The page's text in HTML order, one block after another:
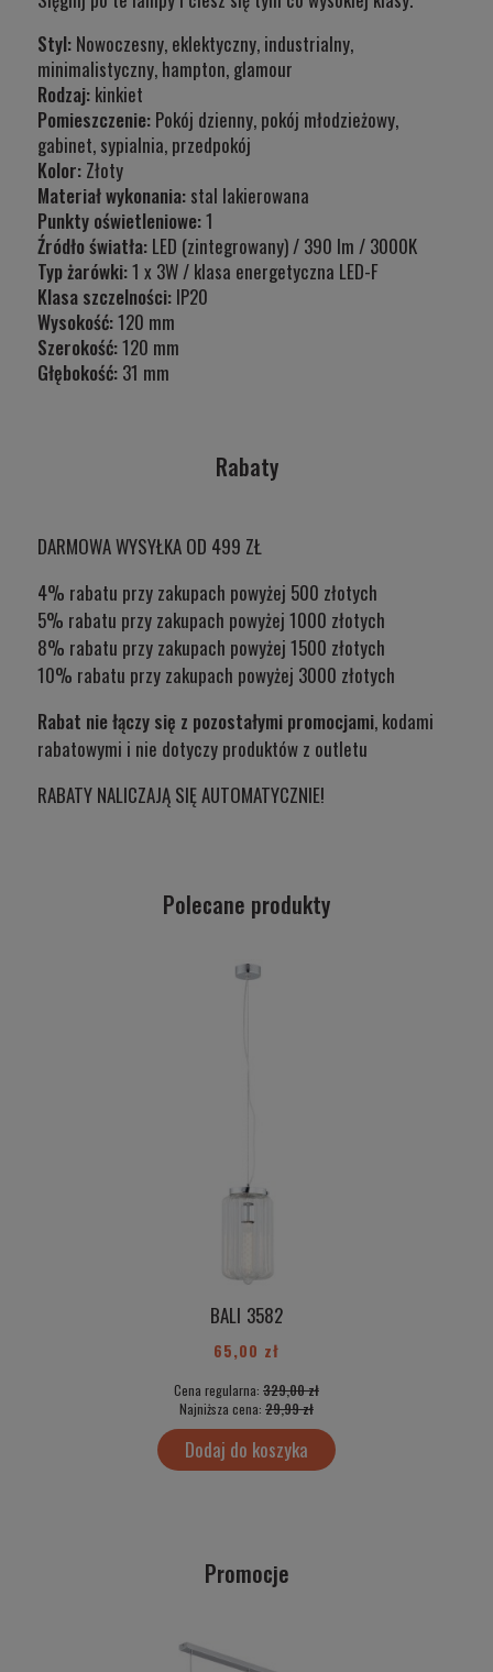
Styl: Nowoczesny, eklektyczny, industrialny,
minimalistyczny, hampton, glamour
Rodzaj: kinkiet
Pomieszczenie: Pokój dzienny, pokój młodzieżowy,
gabinet, sypialnia, przedpokój
Kolor: Złoty
Materiał wykonania: stal lakierowana
Punkty oświetleniowe:1
Źródło światła: LED (zintegrowany) / 390 lm / 3000K
Typżarówki:1 x 3W / klasa energetyczna LED-F
Klasa szczelności: IP20
Wysokość:120 mm
Szerokość:120 mm
Głębokość: 31 mm
Rabaty
DARMOWA WYSYŁKA OD 499 ZŁ
4% rabatu przy zakupach powyżej 500 złotych
5% rabatu przy zakupach powyżej 1000 złotych
8% rabatu przy zakupach powyżej 1500 złotych
10% rabatu przy zakupach powyżej 3000 złotych
Rabat nie łączy się z pozostałymi promocjami, kodami
rabatowymi i nie dotyczy produktów z outletu
RABATY NALICZAJĄ SIĘ AUTOMATYCZNIE!
Polecane produkty
BALI 3582
65,00 zł
Cena regularna: 329,00 zł
Najniższa cena: 29,99 zł
Dodaj do koszyka
Promocje